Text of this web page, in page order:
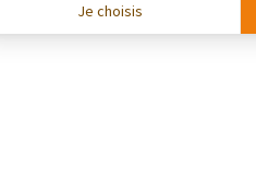
Je choisis